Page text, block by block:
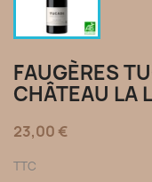
FAUGÈRES
CHÂTEAU LA
23,00 €
TTC